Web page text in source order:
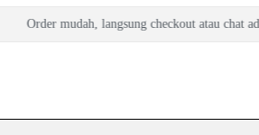
Order mudah, langsung checkout atau chat admin